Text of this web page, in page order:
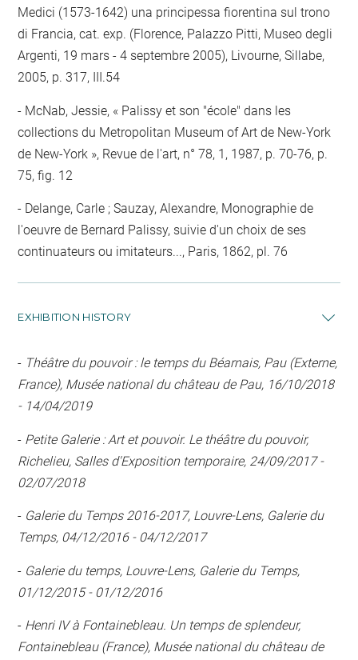
Medici (1573-1642) una principessa fiorentina sul trono
di Francia, cat. exp. (Florence, Palazzo Pitti, Museo degli
Argenti, 19 mars - 4 septembre 2005), Livourne, Sillabe,
2005, p. 317, III.54
- McNab, Jessie, « Palissy et son "école" dans les
collections du Metropolitan Museum of Art de New-York
de New-York », Revue de l'art, n° 78, 1, 1987, p. 70-76, p.
75, fig. 12
- Delange, Carle ; Sauzay, Alexandre, Monographie de
l'oeuvre de Bernard Palissy, suivie d'un choix de ses
continuateurs ou imitateurs..., Paris, 1862, pl. 76
EXHIBITION HISTORY
- Théâtre du pouvoir : le temps du Béarnais, Pau (Externe,
France), Musée national du château de Pau, 16/10/2018
- 14/04/2019
- Petite Galerie : Art et pouvoir. Le théâtre du pouvoir,
Richelieu, Salles d'Exposition temporaire, 24/09/2017 -
02/07/2018
- Galerie du Temps 2016-2017, Louvre-Lens, Galerie du
Temps, 04/12/2016 - 04/12/2017
- Galerie du temps, Louvre-Lens, Galerie du Temps,
01/12/2015 - 01/12/2016
- Henri IV à Fontainebleau. Un temps de splendeur,
Fontainebleau (France), Musée national du château de